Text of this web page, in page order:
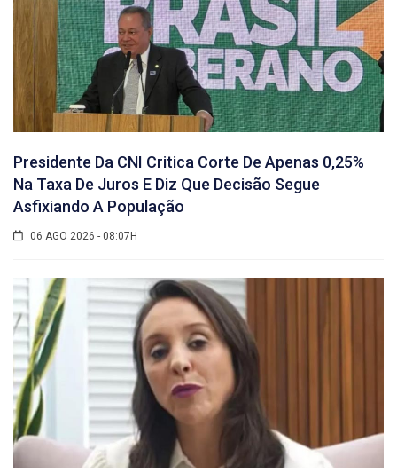
Presidente Da CNI Critica Corte De Apenas 0,25%
Na Taxa De Juros E Diz Que Decisão Segue
Asfixiando A População
06 AGO 2026 - 08:07H